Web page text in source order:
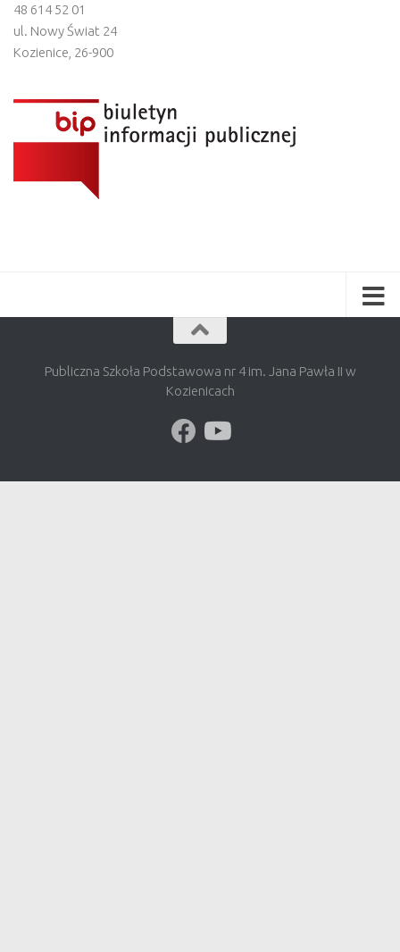
48 614 52 01
ul. Nowy Świat 24
Kozienice 26-900
Publiczna Szkoła Podstawowa nr 4 im. Jana Pawła II w
Kozienicach